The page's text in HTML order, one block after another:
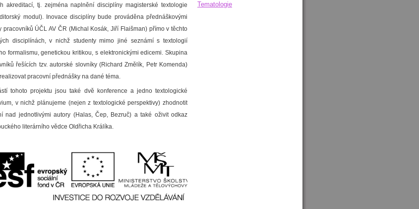
akreditací, tj. zejména naplnění disciplíny magisterské textologie
modul). Inovace disciplíny bude prováděna přednáškovými
pracovníků ÚČL AV ČR (Michal Kosák, Jiří Flaišman) přímo v těchto
disciplínách, v nichž studenty mimo jiné seznámí s textologií
formalismu, genetickou kritikou, s elektronickými edicemi. Skupina
řešících tzv. autorské slovníky (Richard Změlík, Petr Komenda)
pracovní přednášky na dané téma.
tohoto projektu jsou také dvě konference a jedno textologické
v nichž plánujeme (nejen z textologické perspektivy) zhodnotit
nad jednotlivými autory (Halas, Čep, Bezruč) a také oživit odkaz
literárního vědce Oldřicha Králíka.
Tematologie